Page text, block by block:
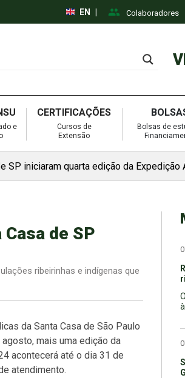
Colaboradores
EN
e
CERTIFICAÇÕES
Cursos de
Extensão
Bolsas de
SP iniciaram quarta edição da Expedição
de SP
ribeirinhas e indígenas que
da Santa Casa de São Paulo
mais uma edição da
acontecerá até o dia 31 de
atendimento.